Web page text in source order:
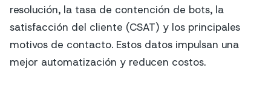
resolución, la tasa de contención de bots, la
satisfacción del cliente (CSAT) y los principales
motivos de contacto. Estos datos impulsan una
mejor automatización y reducen costos.